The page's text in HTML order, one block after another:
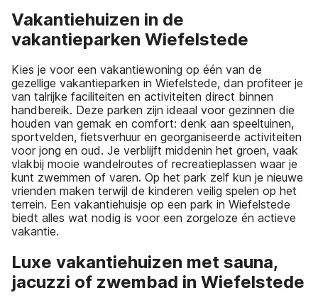
Vakantiehuizen in de
vakantieparken Wiefelstede
Kies je voor een vakantiewoning op één van de
gezellige vakantieparken in Wiefelstede, dan profiteer je
van talrijke faciliteiten en activiteiten direct binnen
handbereik. Deze parken zijn ideaal voor gezinnen die
houden van gemak en comfort: denk aan speeltuinen,
sportvelden, fietsverhuur en georganiseerde activiteiten
voor jong en oud. Je verblijft middenin het groen, vaak
vlakbij mooie wandelroutes of recreatieplassen waar je
kunt zwemmen of varen. Op het park zelf kun je nieuwe
vrienden maken terwijl de kinderen veilig spelen op het
terrein. Een vakantiehuisje op een park in Wiefelstede
biedt alles wat nodig is voor een zorgeloze én actieve
vakantie.
Luxe vakantiehuizen met sauna,
jacuzzi of zwembad in Wiefelstede